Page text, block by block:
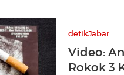
detikJabar
Video:
Rokok 3